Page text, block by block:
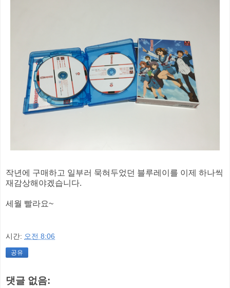
작년에 구매하고 일부러 묵혀두었던 블루레이를 이제 하나씩
재감상해야겠습니다.
세월 빨라요~
시간: 오전 8:06
공유
댓글 없음: